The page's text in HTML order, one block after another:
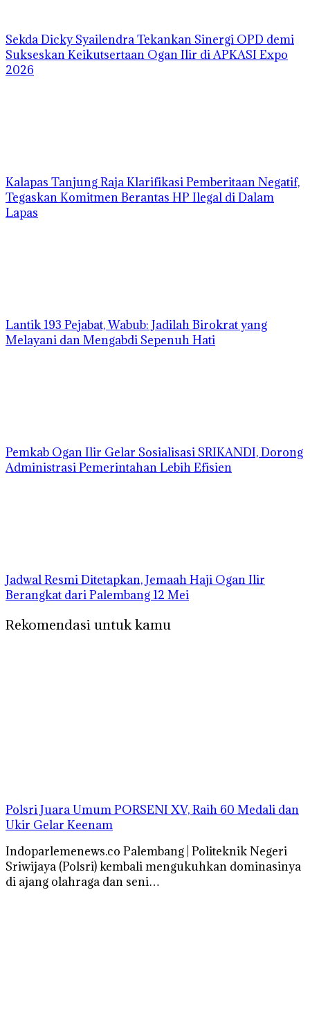
Sekda Dicky Syailendra Tekankan Sinergi OPD demi
Sukseskan Keikutsertaan Ogan Ilir di APKASI Expo
2026
Kalapas Tanjung Raja Klarifikasi Pemberitaan Negatif,
Tegaskan Komitmen Berantas HP Ilegal di Dalam
Lapas
Lantik 193 Pejabat, Wabub: Jadilah Birokrat yang
Melayani dan Mengabdi Sepenuh Hati
Pemkab Ogan Ilir Gelar Sosialisasi SRIKANDI, Dorong
Administrasi Pemerintahan Lebih Efisien
Jadwal Resmi Ditetapkan, Jemaah Haji Ogan Ilir
Berangkat dari Palembang 12 Mei
Rekomendasi untuk kamu
Polsri Juara Umum PORSENI XV, Raih 60 Medali dan
Ukir Gelar Keenam
Indoparlemenews.co Palembang | Politeknik Negeri
Sriwijaya (Polsri) kembali mengukuhkan dominasinya
di ajang olahraga dan seni…